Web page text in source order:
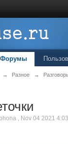
Форумы
→ Разное →
, Nov 04 2021 4:03